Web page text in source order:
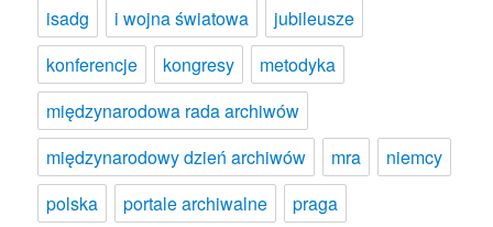
isadg
i wojna światowa
jubileusze
konferencje
kongresy
metodyka
międzynarodowa rada archiwów
międzynarodowy dzień archiwów
mra
niemcy
polska
portale archiwalne
praga